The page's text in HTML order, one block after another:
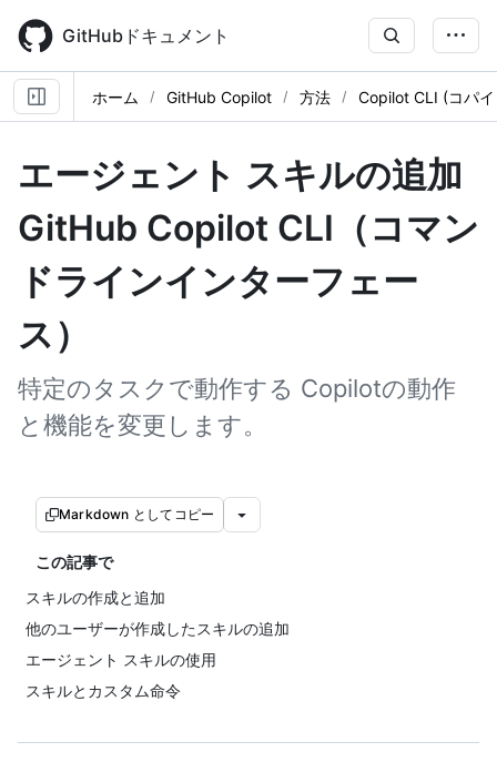
main
content
GitHubドキュメント
ホーム GitHub Copilot 方法 Copilot CLI (コパ
エージェント スキルの追加
GitHub Copilot CLI（コマン
ドラインインターフェー
ス）
特定のタスクで動作する Copilotの動作
と機能を変更します。
Markdown としてコピー
この記事で
スキルの作成と追加
他のユーザーが作成したスキルの追加
エージェント スキルの使用
スキルとカスタム命令